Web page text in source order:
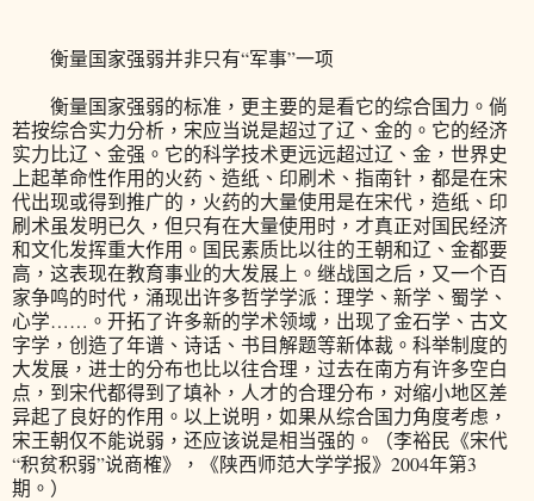
衡量国家强弱并非只有“军事”一项
衡量国家强弱的标准，更主要的是看它的综合国力。倘
若按综合实力分析，宋应当说是超过了辽、金的。它的经济
实力比辽、金强。它的科学技术更远远超过辽、金，世界史
上起革命性作用的火药、造纸、印刷术、指南针，都是在宋
代出现或得到推广的，火药的大量使用是在宋代，造纸、印
刷术虽发明已久，但只有在大量使用时，才真正对国民经济
和文化发挥重大作用。国民素质比以往的王朝和辽、金都要
高，这表现在教育事业的大发展上。继战国之后，又一个百
家争鸣的时代，涌现出许多哲学学派：理学、新学、蜀学、
心学……。开拓了许多新的学术领域，出现了金石学、古文
字学，创造了年谱、诗话、书目解题等新体裁。科举制度的
大发展，进士的分布也比以往合理，过去在南方有许多空白
点，到宋代都得到了填补，人才的合理分布，对缩小地区差
异起了良好的作用。以上说明，如果从综合国力角度考虑，
宋王朝仅不能说弱，还应该说是相当强的。（李裕民《宋代
“积贫积弱”说商榷》，《陕西师范大学学报》2004年第3
期。）